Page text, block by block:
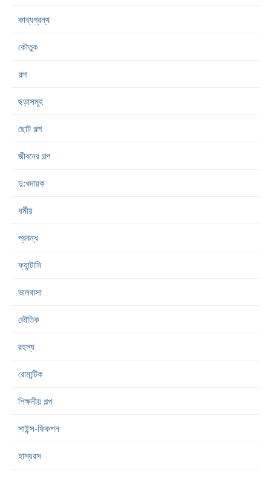
কাব্যগ্রন্থ
কৌতুক
গল্প
ছড়াসমূহ
ছোট গল্প
জীবনের গল্প
দু:খদায়ক
ধর্মীয়
প্রবন্ধ
ফ্যান্টাসি
ভালবাসা
ভৌতিক
রহস্য
রোমান্টিক
শিক্ষনীয় গল্প
সাইন্স-ফিকশন
হাস্যরস